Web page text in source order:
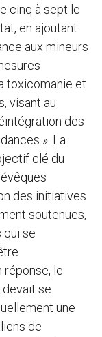
cinq à sept le
en ajoutant
aux mineurs
toxicomanie et
visant au
des
». La
clé du
des initiatives
soutenues,
qui se
réponse, le
se
une
de